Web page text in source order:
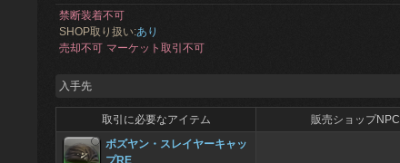
禁断装着不可
SHOP取り扱い:あり
売却不可 マーケット取引不可
入手先
取引に必要なアイテム
販売ショップNPC
ボズヤン・スレイヤーキャッ
プRE